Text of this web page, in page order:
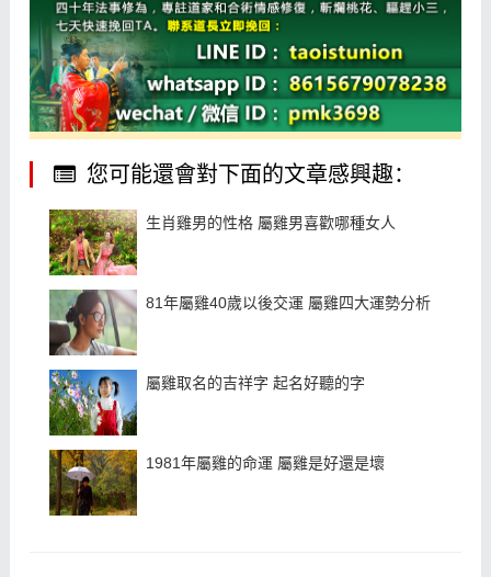
您可能還會對下面的文章感興趣：
生肖雞男的性格 屬雞男喜歡哪種女人
81年屬雞40歲以後交運 屬雞四大運勢分析
屬雞取名的吉祥字 起名好聽的字
1981年屬雞的命運 屬雞是好還是壞